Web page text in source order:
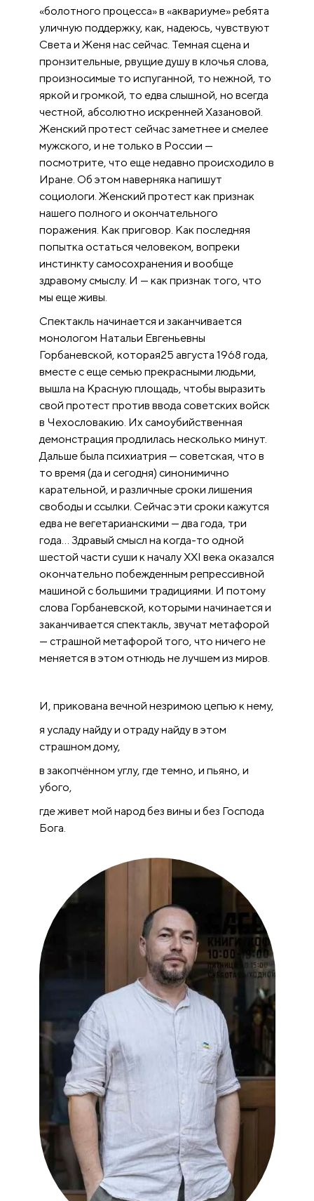
«болотного процесса» в «аквариуме» ребята
уличную поддержку, как, надеюсь, чувствуют
Света и Женя нас сейчас. Темная сцена и
пронзительные, рвущие душу в клочья слова,
произносимые то испуганной, то нежной, то
яркой и громкой, то едва слышной, но всегда
честной, абсолютно искренней Хазановой.
Женский протест сейчас заметнее и смелее
мужского, и не только в России —
посмотрите, что еще недавно происходило в
Иране. Об этом наверняка напишут
социологи. Женский протест как признак
нашего полного и окончательного
поражения. Как приговор. Как последняя
попытка остаться человеком, вопреки
инстинкту самосохранения и вообще
здравому смыслу. И — как признак того, что
мы еще живы.
Спектакль начинается и заканчивается
монологом Натальи Евгеньевны
Горбаневской, которая25 августа 1968 года,
вместе с еще семью прекрасными людьми,
вышла на Красную площадь, чтобы выразить
свой протест против ввода советских войск
в Чехословакию. Их самоубийственная
демонстрация продлилась несколько минут.
Дальше была психиатрия — советская, что в
то время (да и сегодня) синонимично
карательной, и различные сроки лишения
свободы и ссылки. Сейчас эти сроки кажутся
едва не вегетарианскими — два года, три
года… Здравый смысл на когда-то одной
шестой части суши к началу XXI века оказался
окончательно побежденным репрессивной
машиной с большими традициями. И потому
слова Горбаневской, которыми начинается и
заканчивается спектакль, звучат метафорой
— страшной метафорой того, что ничего не
меняется в этом отнюдь не лучшем из миров.
И, прикована вечной незримою цепью к нему,
я усладу найду и отраду найду в этом
страшном дому,
в закопчённом углу, где темно, и пьяно, и
убого,
где живет мой народ без вины и без Господа
Бога.